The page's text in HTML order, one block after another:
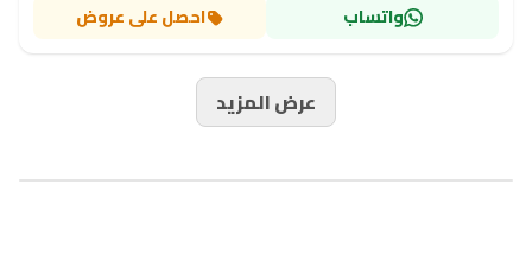
واتساب احصل على عروض
عرض المزيد